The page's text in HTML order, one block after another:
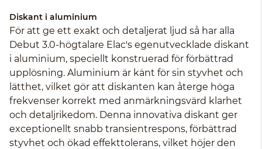
Diskant i aluminium
För att ge ett exakt och detaljerat ljud så har alla
Debut 3.0-högtalare Elac's egenutvecklade diskant
i aluminium, speciellt konstruerad för förbättrad
upplösning. Aluminium är känt för sin styvhet och
lätthet, vilket gör att diskanten kan återge höga
frekvenser korrekt med anmärkningsvärd klarhet
och detaljrikedom. Denna innovativa diskant ger
exceptionellt snabb transientrespons, förbättrad
styvhet och ökad effekttolerans, vilket höjer den